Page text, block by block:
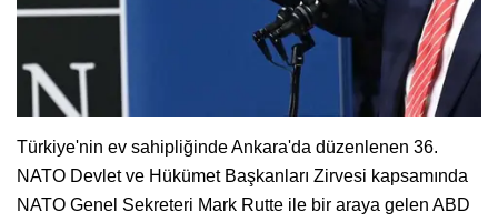
Türkiye'nin ev sahipliğinde Ankara'da düzenlenen 36.
NATO Devlet ve Hükümet Başkanları Zirvesi kapsamında
NATO Genel Sekreteri Mark Rutte ile bir araya gelen ABD